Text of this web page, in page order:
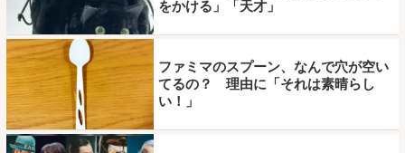
をかける」「天才」
ファミマのスプーン、なんで穴が空い
てるの？ 理由に「それは素晴らし
い！」